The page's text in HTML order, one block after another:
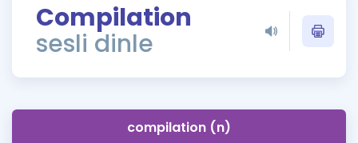
ÖSYM Sınav Takvimi
Kampanyalar
İngilizce Gramer
Compilation
sesli dinle
compilation (n)